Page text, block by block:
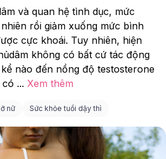
và quan hệ tình dục, mức
rồi giảm xuống mức bình
cực khoái. Tuy nhiên, hiện
không có bất cứ tác động
nào đến nồng độ testosterone
có ... Xem thêm
nữ Sức khỏe tuổi dậy thì